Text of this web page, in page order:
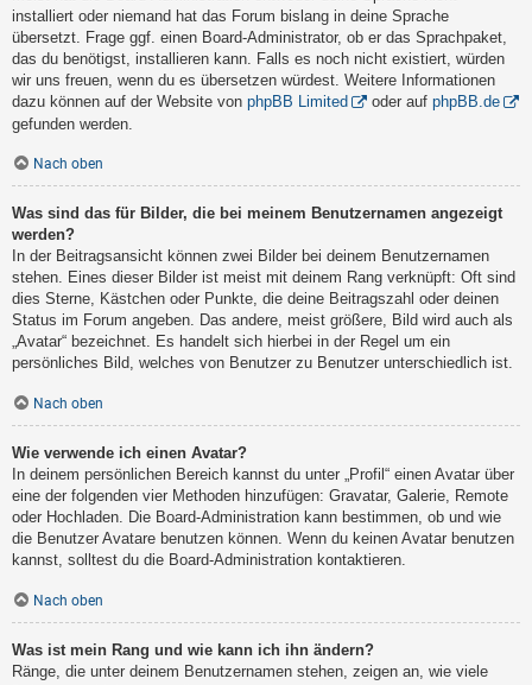
installiert oder niemand hat das Forum bislang in deine Sprache
übersetzt. Frage ggf. einen Board-Administrator, ob er das Sprachpaket,
das du benötigst, installieren kann. Falls es noch nicht existiert, würden
wir uns freuen, wenn du es übersetzen würdest. Weitere Informationen
dazu können auf der Website von phpBB Limited oder auf phpBB.de
gefunden werden.
Nach oben
Was sind das für Bilder, die bei meinem Benutzernamen angezeigt
werden?
In der Beitragsansicht können zwei Bilder bei deinem Benutzernamen
stehen. Eines dieser Bilder ist meist mit deinem Rang verknüpft: Oft sind
dies Sterne, Kästchen oder Punkte, die deine Beitragszahl oder deinen
Status im Forum angeben. Das andere, meist größere, Bild wird auch als
„Avatar“ bezeichnet. Es handelt sich hierbei in der Regel um ein
persönliches Bild, welches von Benutzer zu Benutzer unterschiedlich ist.
Nach oben
Wie verwende ich einen Avatar?
In deinem persönlichen Bereich kannst du unter „Profil“ einen Avatar über
eine der folgenden vier Methoden hinzufügen: Gravatar, Galerie, Remote
oder Hochladen. Die Board-Administration kann bestimmen, ob und wie
die Benutzer Avatare benutzen können. Wenn du keinen Avatar benutzen
kannst, solltest du die Board-Administration kontaktieren.
Nach oben
Was ist mein Rang und wie kann ich ihn ändern?
Ränge, die unter deinem Benutzernamen stehen, zeigen an, wie viele